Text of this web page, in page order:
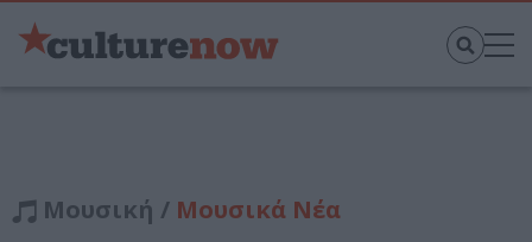
Μουσική / Μουσικά Νέα